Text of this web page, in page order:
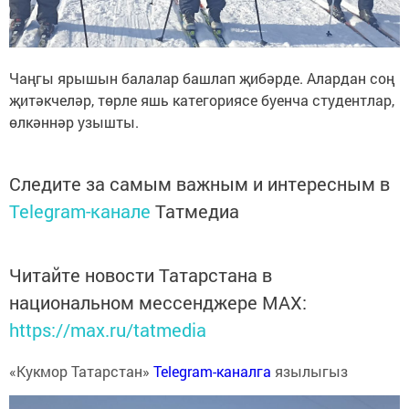
Чаңгы ярышын балалар башлап җибәрде. Алардан соң
җитәкчеләр, төрле яшь категориясе буенча студентлар,
өлкәннәр узышты.
Следите за самым важным и интересным в
Telegram-канале Татмедиа
Читайте новости Татарстана в
национальном мессенджере MАХ:
https://max.ru/tatmedia
«Кукмор Татарстан» Telegram-каналга язылыгыз